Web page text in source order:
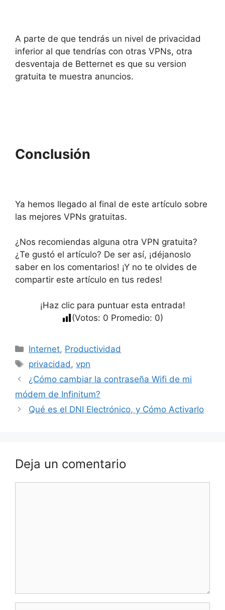
A parte de que tendrás un nivel de privacidad
inferior al que tendrías con otras VPNs, otra
desventaja de Betternet es que su version
gratuita te muestra anuncios.
Conclusión
Ya hemos llegado al final de este artículo sobre
las mejores VPNs gratuitas.
¿Nos recomiendas alguna otra VPN gratuita?
¿Te gustó el artículo? De ser así, ¡déjanoslo
saber en los comentarios! ¡Y no te olvides de
compartir este artículo en tus redes!
¡Haz clic para puntuar esta entrada!
(Votos: 0 Promedio: 0)
Categorías
Internet, Productividad
Etiquetas
privacidad ,vpn
¿Cómo cambiar la contraseña Wifi de mi
módem de Infinitum?
Qué es el DNI Electrónico, y Cómo Activarlo
Deja un comentario